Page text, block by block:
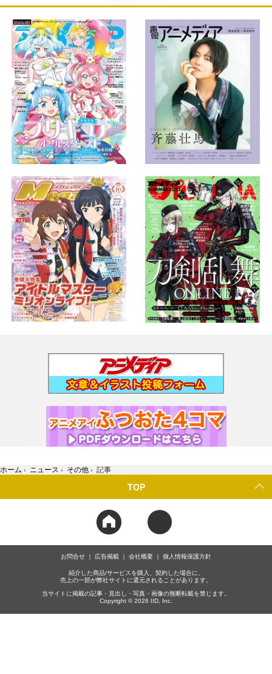
ホーム › ニュース › その他 › 記事
TOP
お問合せ 広告掲載 会社概要 個人情報保護方針
紹介した商品/サービスを購入、契約した場合に、
売上の一部が弊社サイトに還元されることがあります。
当サイトに掲載の記事・見出し・写真・画像の無断転載を禁じます。
Copyright © 2026 IID, Inc.